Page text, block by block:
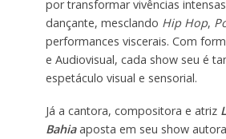
por transformar vivências
dançante, mesclando Hip Hop,
performances viscerais. Com
e Audiovisual, cada show seu é
espetáculo visual e sensorial.
Já a cantora, compositora e atriz
Bahiaaposta em seu show